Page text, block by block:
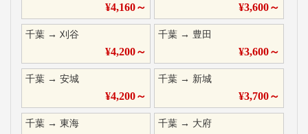
¥4,160～ ¥3,600～
千葉 → 刈谷
¥4,200～
千葉 → 豊田
¥3,600～
千葉 → 安城
¥4,200～
千葉 → 新城
¥3,700～
千葉 → 東海 千葉 → 大府